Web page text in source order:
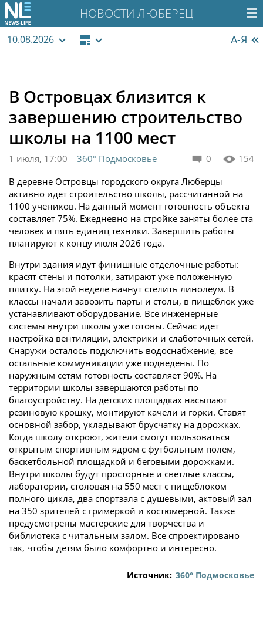
НОВОСТИ ЛЮБЕРЕЦ
10.08.2026 А-Я
В Островцах близится к
завершению строительство
школы на 1100 мест
0 154
1 июля, 17:00
360° Подмосковье
В деревне Островцы городского округа Люберцы
активно идет строительство школы, рассчитанной на
1100 учеников. На данный момент готовность объекта
составляет 75%. Ежедневно на стройке заняты более ста
человек и пять единиц техники. Завершить работы
планируют к концу июля 2026 года.
Внутри здания идут финишные отделочные работы:
красят стены и потолки, затирают уже положенную
плитку. На этой неделе начнут стелить линолеум. В
классы начали завозить парты и столы, в пищеблок уже
устанавливают оборудование. Все инженерные
системы внутри школы уже готовы. Сейчас идет
настройка вентиляции, электрики и слаботочных сетей.
Снаружи осталось подключить водоснабжение, все
остальные коммуникации уже подведены. По
наружным сетям готовность составляет 90%. На
территории школы завершаются работы по
благоустройству. На детских площадках насыпают
резиновую крошку, монтируют качели и горки. Ставят
основной забор, укладывают брусчатку на дорожках.
Когда школу откроют, жители смогут пользоваться
открытым спортивным ядром с футбольным полем,
баскетбольной площадкой и беговыми дорожками.
Внутри школы будут просторные и светлые классы,
лаборатории, столовая на 550 мест с пищеблоком
полного цикла, два спортзала с душевыми, актовый зал
на 350 зрителей с гримеркой и костюмерной. Также
предусмотрены мастерские для творчества и
библиотека с читальным залом. Все спроектировано
так, чтобы детям было комфортно и интересно.
Источник: 360° Подмосковье